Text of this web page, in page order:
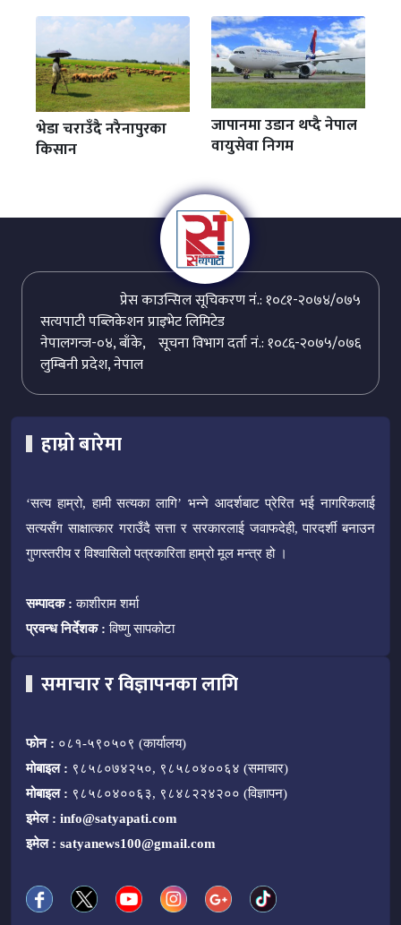
भेडा चराउँदै नरैनापुरका
किसान
जापानमा उडान थप्दै नेपाल
वायुसेवा निगम
प्रेस काउन्सिल सूचिकरण नं.: १०८१-२०७४/०७५
सत्यपाटी पब्लिकेशन प्राइभेट लिमिटेड
सूचना विभाग दर्ता नं.: १०८६-२०७५/०७६
नेपालगन्ज-०४, बाँके,
लुम्बिनी प्रदेश, नेपाल
हाम्रो बारेमा
‘सत्य हाम्रो, हामी सत्यका लागि’ भन्ने आदर्शबाट प्रेरित भई नागरिकलाई
सत्यसँग साक्षात्कार गराउँदै सत्ता र सरकारलाई जवाफदेही, पारदर्शी बनाउन
गुणस्तरीय र विश्वासिलो पत्रकारिता हाम्रो मूल मन्त्र हो ।
सम्पादक : काशीराम शर्मा
प्रवन्ध निर्देशक : विष्णु सापकोटा
समाचार र विज्ञापनका लागि
फोन : ०८१-५९०५०९ (कार्यालय)
मोबाइल : ९८५८०७४२५०, ९८५८०४००६४ (समाचार)
मोबाइल : ९८५८०४००६३, ९८४८२२४२०० (विज्ञापन)
इमेल : info@satyapati.com
इमेल : satyanews100@gmail.com